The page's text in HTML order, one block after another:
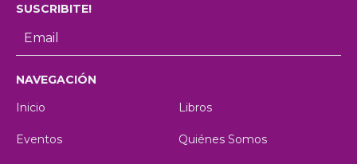
SUSCRIBITE!
NAVEGACIÓN
Inicio
Libros
Eventos Quiénes Somos